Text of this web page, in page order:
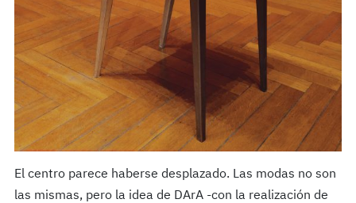
El centro parece haberse desplazado. Las modas no son
las mismas, pero la idea de DArA -con la realización de